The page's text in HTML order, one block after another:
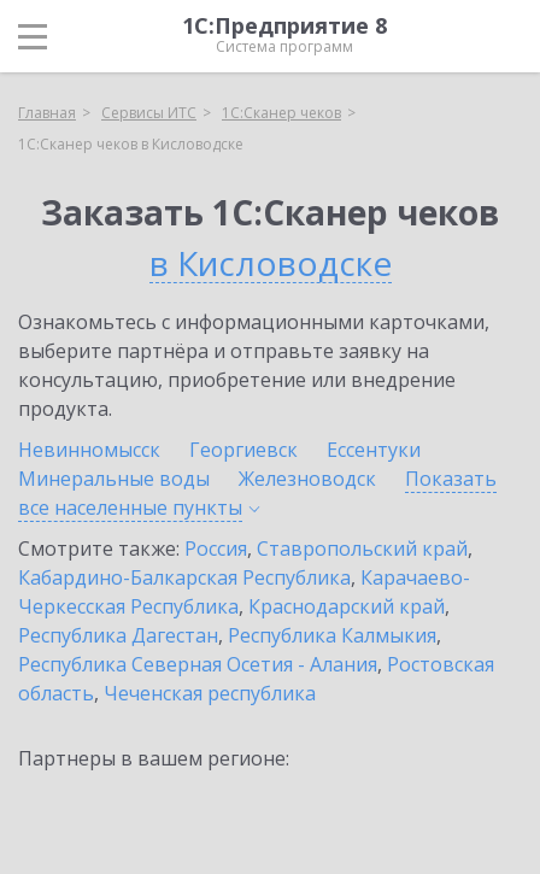
1С:Предприятие 8
Система программ
Главная Сервисы ИТС
1С:Сканер чеков
1С:Сканер чеков в Кисловодске
Заказать 1С:Сканер чеков
в Кисловодске
Ознакомьтесь с информационными карточками,
выберите партнёра и отправьте заявку на
консультацию, приобретение или внедрение
продукта.
Невинномысск
Георгиевск
Ессентуки
Минеральные воды
Железноводск
Показать
все населенные пункты
Смотрите также: Россия, Ставропольский край,
Кабардино-Балкарская Республика, Карачаево-
Черкесская Республика, Краснодарский край,
Республика Дагестан, Республика Калмыкия,
Республика Северная Осетия - Алания, Ростовская
область, Чеченская республика
Партнеры в вашем регионе: